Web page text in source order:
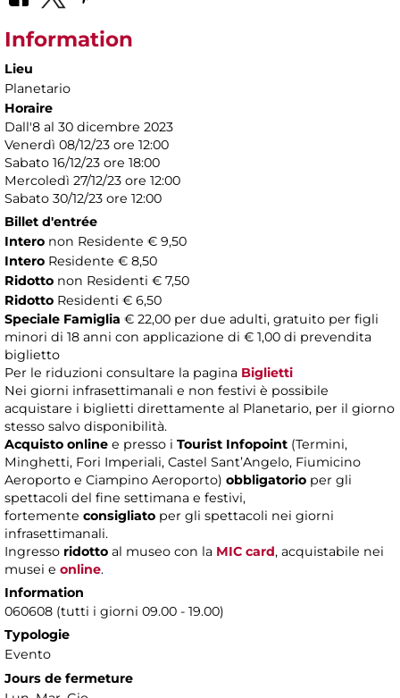
Information
Lieu
Planetario
Horaire
Dall'8 al 30 dicembre 2023
Venerdì 08/12/23 ore 12:00
Sabato 16/12/23 ore 18:00
Mercoledì 27/12/23 ore 12:00
Sabato 30/12/23 ore 12:00
Billet d'entrée
Intero non Residente € 9,50
Intero Residente € 8,50
Ridotto non Residenti € 7,50
Ridotto Residenti € 6,50
Speciale Famiglia € 22,00 per due adulti, gratuito per figli
minori di 18 anni con applicazione di € 1,00 di prevendita
biglietto
Per le riduzioni consultare la pagina Biglietti
Nei giorni infrasettimanali e non festivi è possibile
acquistare i biglietti direttamente al Planetario, per il giorno
stesso salvo disponibilità.
Acquisto online e presso i Tourist Infopoint (Termini,
Minghetti, Fori Imperiali, Castel Sant’Angelo, Fiumicino
Aeroporto e Ciampino Aeroporto) obbligatorio per gli
spettacoli del fine settimana e festivi,
fortemente consigliato per gli spettacoli nei giorni
infrasettimanali.
Ingresso ridotto al museo con la MIC card, acquistabile nei
musei e online.
Information
060608 (tutti i giorni 09.00 - 19.00)
Typologie
Evento
Jours de fermeture